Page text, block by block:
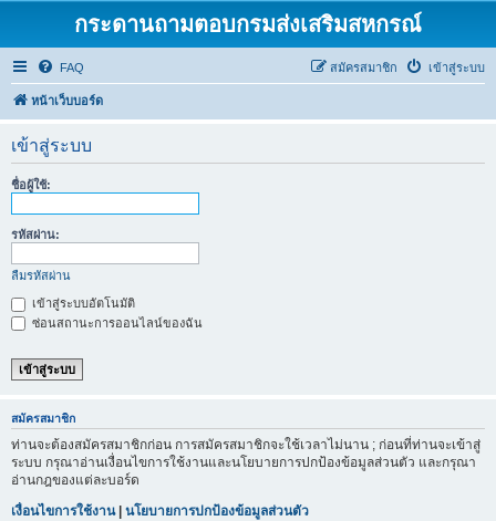
กระดานถามตอบกรมส่งเสริมสหกรณ์
FAQ เข้าสู่ระบบ
สมัครสมาชิก
หน้าเว็บบอร์ด
เข้าสู่ระบบ
ชื่อผู้ใช้:
รหัสผ่าน:
ลืมรหัสผ่าน
เข้าสู่ระบบอัตโนมัติ
ซ่อนสถานะการออนไลน์ของฉัน
สมัครสมาชิก
ท่านจะต้องสมัครสมาชิกก่อน การสมัครสมาชิกจะใช้เวลาไม่นาน ; ก่อนที่ท่านจะเข้าสู่
ระบบ กรุณาอ่านเงื่อนไขการใช้งานและนโยบายการปกป้องข้อมูลส่วนตัว และกรุณา
อ่านกฎของแต่ละบอร์ด
เงื่อนไขการใช้งาน| นโยบายการปกป้องข้อมูลส่วนตัว